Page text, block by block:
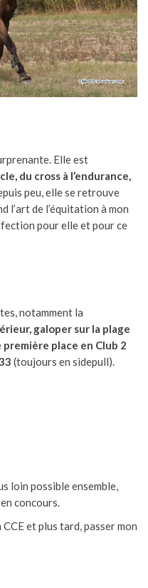
Elle est
du cross à l’endurance,
peu, elle se retrouve
l’art de l’équitation à mon
pour elle et pour ce
notamment la
galoper sur la plage
première place en Club 2
(toujours en sidepull).
loin possible ensemble,
concours.
et plus tard, passer mon